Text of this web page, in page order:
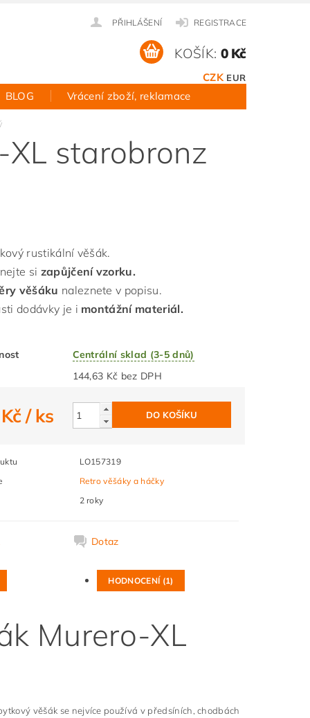
PŘIHLÁŠENÍ REGISTRACE
CZK EUR
KOŠÍK: 0 Kč
BLOG Vrácení zboží, reklamace
starobronz
rustikální věšák.
si zapůjčení vzorku.
věšáku naleznete v popisu.
dodávky je i montážní materiál.
Centrální sklad (3-5 dnů)
144,63 Kč bez DPH
/ ks
LO157319
Retro věšáky a háčky
2 roky
Dotaz
HODNOCENÍ (1)
Murero-XL
věšák se nejvíce používá v předsíních, chodbách